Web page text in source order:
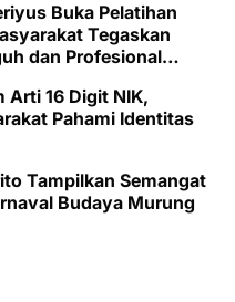
Buka Pelatihan
Tegaskan
dan Profesional
Arti 16 Digit NIK,
Pahami Identitas
Tampilkan Semangat
Budaya Murung